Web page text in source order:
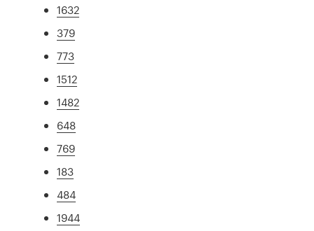
1632
379
773
1512
1482
648
769
183
484
1944